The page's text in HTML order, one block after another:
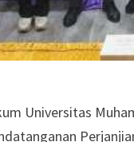
Universitas